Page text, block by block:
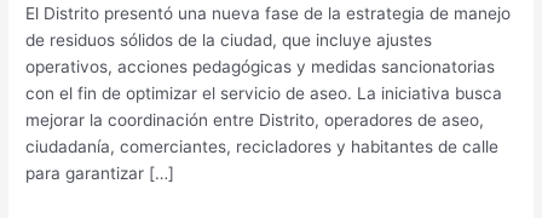
El Distrito presentó una nueva fase de la estrategia de manejo
de residuos sólidos de la ciudad, que incluye ajustes
operativos, acciones pedagógicas y medidas sancionatorias
con el fin de optimizar el servicio de aseo. La iniciativa busca
mejorar la coordinación entre Distrito, operadores de aseo,
ciudadanía, comerciantes, recicladores y habitantes de calle
para garantizar […]